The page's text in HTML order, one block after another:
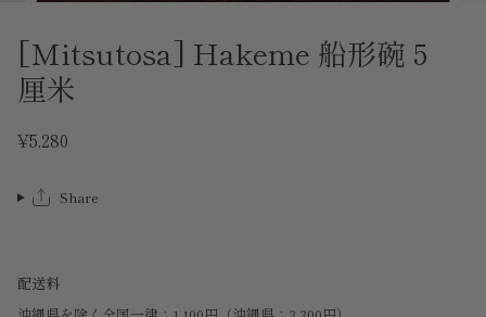
[Mitsutosa] Hakeme 船形碗 5
厘米
¥5,280
Share
配送料